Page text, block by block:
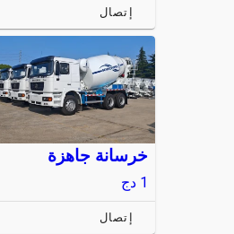
إتصال
خرسانة جاهزة
1 دج
إتصال